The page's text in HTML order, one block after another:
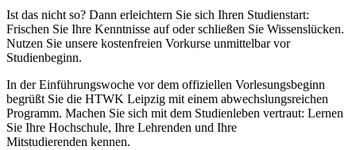
Ist das nicht so? Dann erleichtern Sie sich Ihren Studienstart:
Frischen Sie Ihre Kenntnisse auf oder schließen Sie Wissenslücken.
Nutzen Sie unsere kostenfreien Vorkurse unmittelbar vor
Studienbeginn.
In der Einführungswoche vor dem offiziellen Vorlesungsbeginn
begrüßt Sie die HTWK Leipzig mit einem abwechslungsreichen
Programm. Machen Sie sich mit dem Studienleben vertraut: Lernen
Sie Ihre Hochschule, Ihre Lehrenden und Ihre
Mitstudierenden kennen.